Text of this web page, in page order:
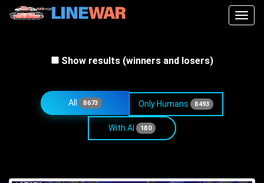
Show results (winners and losers)
All 8673 Only Humans 8493
With AI 180